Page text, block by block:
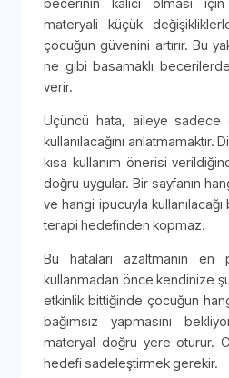
materyali küçük
çocuğun güvenini artırır. Bu
ne gibi basamaklı
verir.
Üçüncü hata, aileye sadece
kullanılacağını anlatmamaktır.
kısa kullanım önerisi
doğru uygular. Bir sayfanın
ve hangi ipucuyla kullanılacağı
terapi hedefinden kopmaz.
Bu hataları azaltmanın en
kullanmadan önce kendinize
etkinlik bittiğinde çocuğun
bağımsız yapmasını
materyal doğru yere oturur.
hedefi sadeleştirmek gerekir.